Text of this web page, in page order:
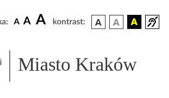
A A A kontrast:
Miasto Kraków